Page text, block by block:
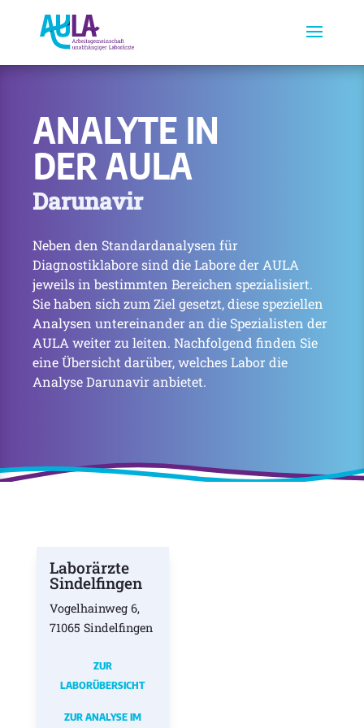
ANALYTE IN
DER AULA
Darunavir
Neben den Standardanalysen für
Diagnostiklabore sind die Labore der AULA
jeweils in bestimmten Bereichen spezialisiert.
Sie haben sich zum Ziel gesetzt, diese speziellen
Analysen untereinander an die Spezialisten der
AULA weiter zu leiten. Nachfolgend finden Sie
eine Übersicht darüber, welches Labor die
Analyse Darunavir anbietet.
Laborärzte
Sindelfingen
Vogelhainweg 6,
71065 Sindelfingen
ZUR
LABORÜBERSICHT
ZUR ANALYSE IM